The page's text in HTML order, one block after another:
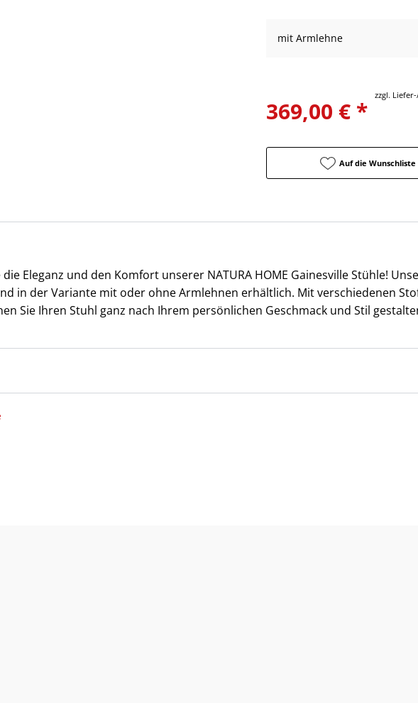
mit Armlehne
369,00 € *
zzgl.
Auf die Wunschliste
die Eleganz und den Komfort unserer NATURA HOME Gainesville Stühle!
in der Variante mit oder ohne Armlehnen erhältlich. Mit verschiedenen
Sie Ihren Stuhl ganz nach Ihrem persönlichen Geschmack und Stil